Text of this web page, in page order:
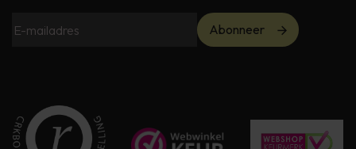
Abonneer